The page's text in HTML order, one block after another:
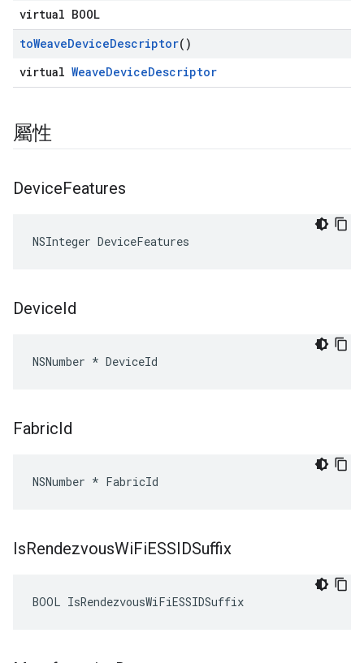
virtual BOOL
toWeaveDeviceDescriptor()
virtual WeaveDeviceDescriptor
屬性
DeviceFeatures
NSInteger DeviceFeatures
DeviceId
NSNumber * DeviceId
FabricId
NSNumber * FabricId
IsRendezvousWiFiESSIDSuffix
BOOL IsRendezvousWiFiESSIDSuffix